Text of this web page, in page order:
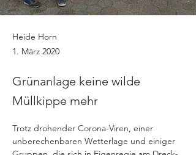
Heide Horn
1. März 2020
Grünanlage keine wilde
Müllkippe mehr
Trotz drohender Corona-Viren, einer
unberechenbaren Wetterlage und einiger